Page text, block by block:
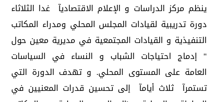
ينظم مركز الدراسات و الإعلام الاقتصاديآ غدا الثلاثاء
دورة تدريبية لقيادات المجلس المحلي ومدراء المكاتب
التنفيذية و القيادات المجتمعية في مديرية معين حول
" إدماج احتياجات الشباب و النساء في السياسات
العامة على المستوى المحلي. و تهدف الدورة التي
تستمرآ ثلاث أيامآ إلى تحسين قدرات المعنيين في